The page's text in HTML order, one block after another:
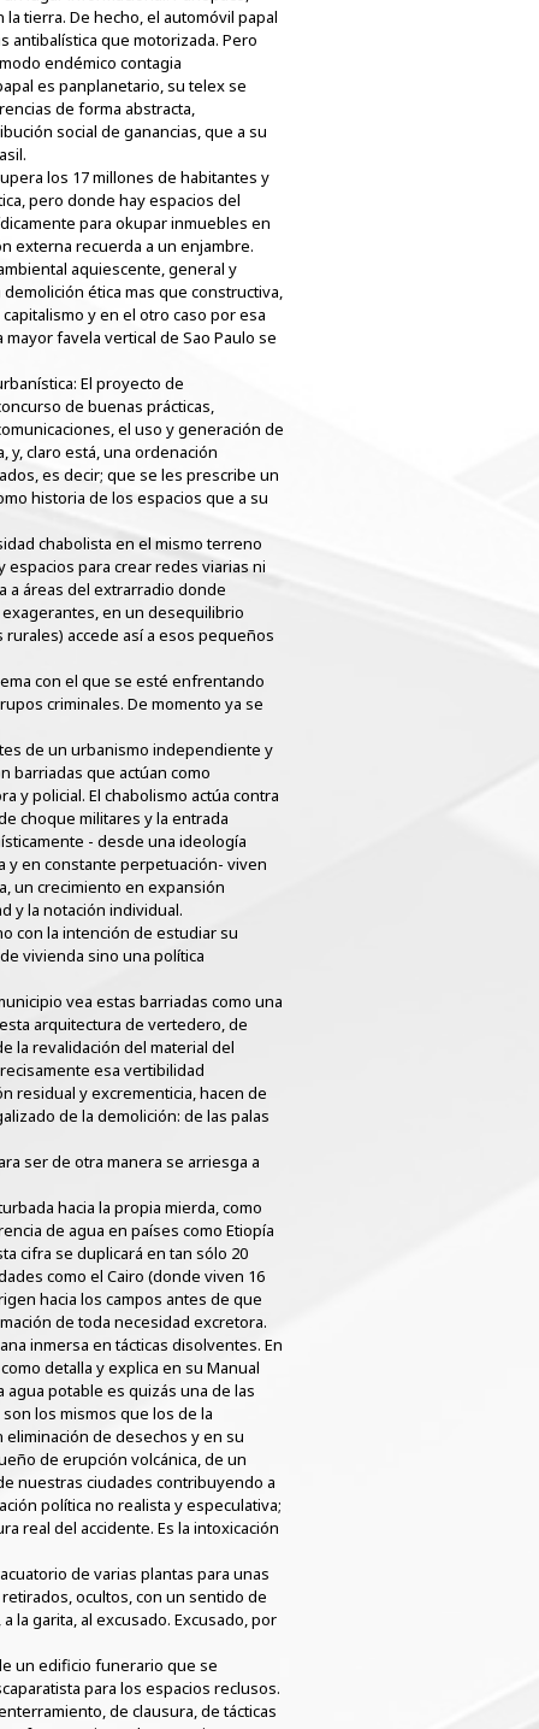
tierra. De hecho, el automóvil papal
antibalística que motorizada. Pero
endémico contagia
es panplanetario, su telex se
de forma abstracta,
social de ganancias, que a su
los 17 millones de habitantes y
pero donde hay espacios del
para okupar inmuebles en
externa recuerda a un enjambre.
aquiescente, general y
ética mas que constructiva,
y en el otro caso por esa
favela vertical de Sao Paulo se
El proyecto de
de buenas prácticas,
el uso y generación de
y, claro está, una ordenación
es decir; que se les prescribe un
historia de los espacios que a su
chabolista en el mismo terreno
para crear redes viarias ni
a áreas del extrarradio donde
en un desequilibrio
accede así a esos pequeños
con el que se esté enfrentando
criminales. De momento ya se
de un urbanismo independiente y
barriadas que actúan como
y policial. El chabolismo actúa contra
choque militares y la entrada
- desde una ideología
y en constante perpetuación- viven
un crecimiento en expansión
y la notación individual.
con la intención de estudiar su
vivienda sino una política
vea estas barriadas como una
arquitectura de vertedero, de
la revalidación del material del
esa vertibilidad
residual y excrementicia, hacen de
de la demolición: de las palas
ser de otra manera se arriesga a
hacia la propia mierda, como
de agua en países como Etiopía
cifra se duplicará en tan sólo 20
como el Cairo (donde viven 16
hacia los campos antes de que
de toda necesidad excretora.
inmersa en tácticas disolventes. En
detalla y explica en su Manual
potable es quizás una de las
los mismos que los de la
eliminación de desechos y en su
de erupción volcánica, de un
nuestras ciudades contribuyendo a
política no realista y especulativa;
real del accidente. Es la intoxicación
de varias plantas para unas
ocultos, con un sentido de
la garita, al excusado. Excusado, por
un edificio funerario que se
para los espacios reclusos.
de clausura, de tácticas